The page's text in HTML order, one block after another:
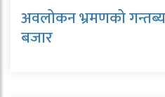
अवलोकन भ्रमणको
बजार